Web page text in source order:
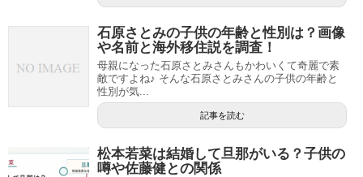
石原さとみの子供の年齢と性別は？画像
や名前と海外移住説を調査！
母親になった石原さとみさんもかわいくて奇麗で素
敵ですよね♪ そんな石原さとみさんの子供の年齢と
性別が気...
記事を読む
松本若菜は結婚して旦那がいる？子供の
噂や佐藤健との関係